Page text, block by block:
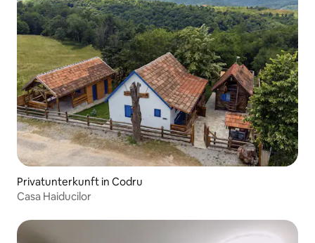
Privatunterkunft in Codru
Casa Haiducilor